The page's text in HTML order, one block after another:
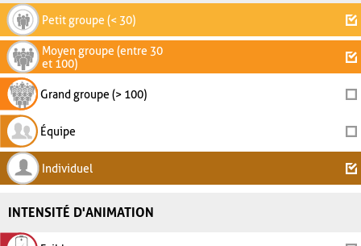
Petit groupe (< 30)
Moyen groupe (entre 30
et 100)
Grand groupe (> 100)
Équipe
Individuel
INTENSITÉ D'ANIMATION